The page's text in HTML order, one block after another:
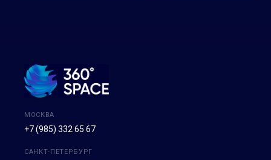
МОСКВА
+7 (985) 332 65 67
САНКТ-ПЕТЕРБУРГ